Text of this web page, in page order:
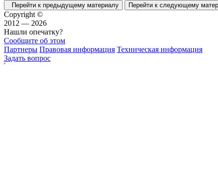
Перейти к предыдущему материалу Перейти к следующему
Copyright ©
2012 — 2026
Нашли опечатку?
Сообщите об этом
Партнеры Правовая информация Техническая информация
Задать вопрос